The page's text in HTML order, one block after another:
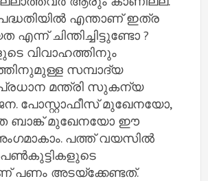
എന്താണ് ഇത്ര
ചിന്തിച്ചിട്ടുണ്ടോ ?
വിവാഹത്തിനും
സമ്പാദ്യ
മന്ത്രി സുകന്യ
പോസ്റ്റാഫീസ് മുഖേനയോ,
ബാങ്ക് മുഖേനയോ ഈ
പത്ത് വയസില്‍
പണം അടയ്‌ക്കേണ്ടത്.